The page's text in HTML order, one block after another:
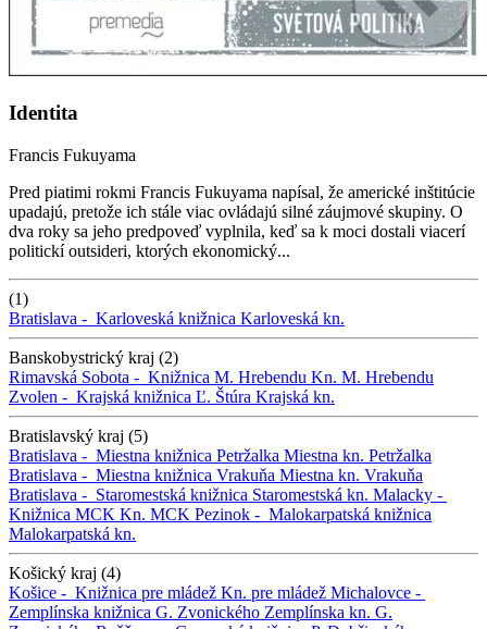
Identita
Francis Fukuyama
Pred piatimi rokmi Francis Fukuyama napísal, že americké inštitúcie
upadajú, pretože ich stále viac ovládajú silné záujmové skupiny. O
dva roky sa jeho predpoveď vyplnila, keď sa k moci dostali viacerí
politickí outsideri, ktorých ekonomický...
(1)
Bratislava - Karloveská knižnica Karloveská kn.
Banskobystrický kraj (2)
Rimavská Sobota - Knižnica M. Hrebendu Kn. M. Hrebendu
Zvolen - Krajská knižnica Ľ. Štúra Krajská kn.
Bratislavský kraj (5)
Bratislava - Miestna knižnica Petržalka Miestna kn. Petržalka
Bratislava - Miestna knižnica Vrakuňa Miestna kn. Vrakuňa
Bratislava - Staromestská knižnica Staromestská kn. Malacky -
Knižnica MCK Kn. MCK Pezinok - Malokarpatská knižnica
Malokarpatská kn.
Košický kraj (4)
Košice - Knižnica pre mládež Kn. pre mládež Michalovce -
Zemplínska knižnica G. Zvonického Zemplínska kn. G.